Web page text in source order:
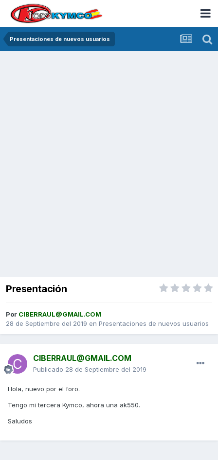
Presentaciones de nuevos usuarios
Presentación
Por CIBERRAUL@GMAIL.COM
28 de Septiembre del 2019 en Presentaciones de nuevos usuarios
CIBERRAUL@GMAIL.COM
Publicado 28 de Septiembre del 2019
Hola, nuevo por el foro.
Tengo mi tercera Kymco, ahora una ak550.
Saludos